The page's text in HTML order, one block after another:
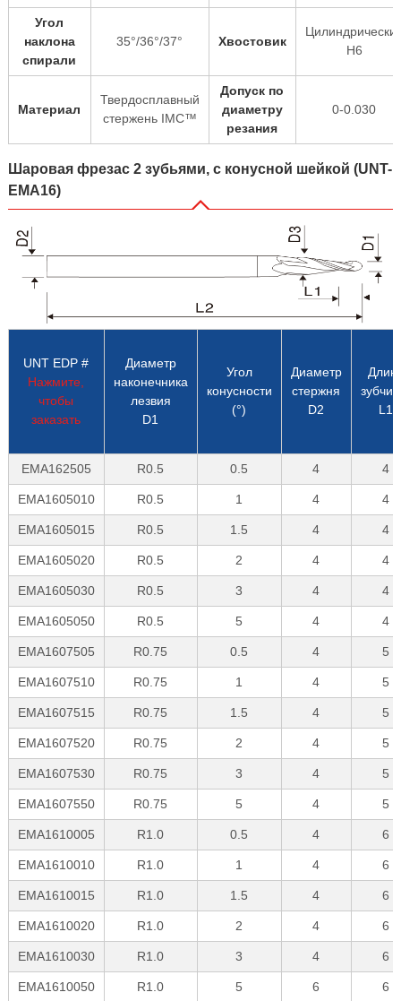
Угол
наклона
спирали
35°/36°/37° Хвостовик
H6
Материал
Твердосплавный
стержень IMC™
Допуск по
диаметру
резания
0-0.030
Шаровая фрезас 2 зубьями, с конусной шейкой (UNT-
EMA16)
UNT EDP #
Нажмите,
чтобы
заказать
Диаметр
наконечника
лезвия
D1
Угол
конусности
(°)
Диаметр
стержня
D2
L1
EMA162505 R0.5 0.5 4 4
EMA1605010 R0.5 1 4 4
EMA1605015 R0.5 1.5 4 4
EMA1605020 R0.5 2 4 4
EMA1605030 R0.5 3 4 4
EMA1605050 R0.5 5 4 4
EMA1607505 R0.75 0.5 4 5
EMA1607510 R0.75 1 4 5
EMA1607515 R0.75 1.5 4 5
EMA1607520 R0.75 2 4 5
EMA1607530 R0.75 3 4 5
EMA1607550 R0.75 5 4 5
EMA1610005 R1.0 0.5 4 6
EMA1610010 R1.0 1 4 6
EMA1610015 R1.0 1.5 4 6
EMA1610020 R1.0 2 4 6
EMA1610030 R1.0 3 4 6
EMA1610050 R1.0 5 6 6